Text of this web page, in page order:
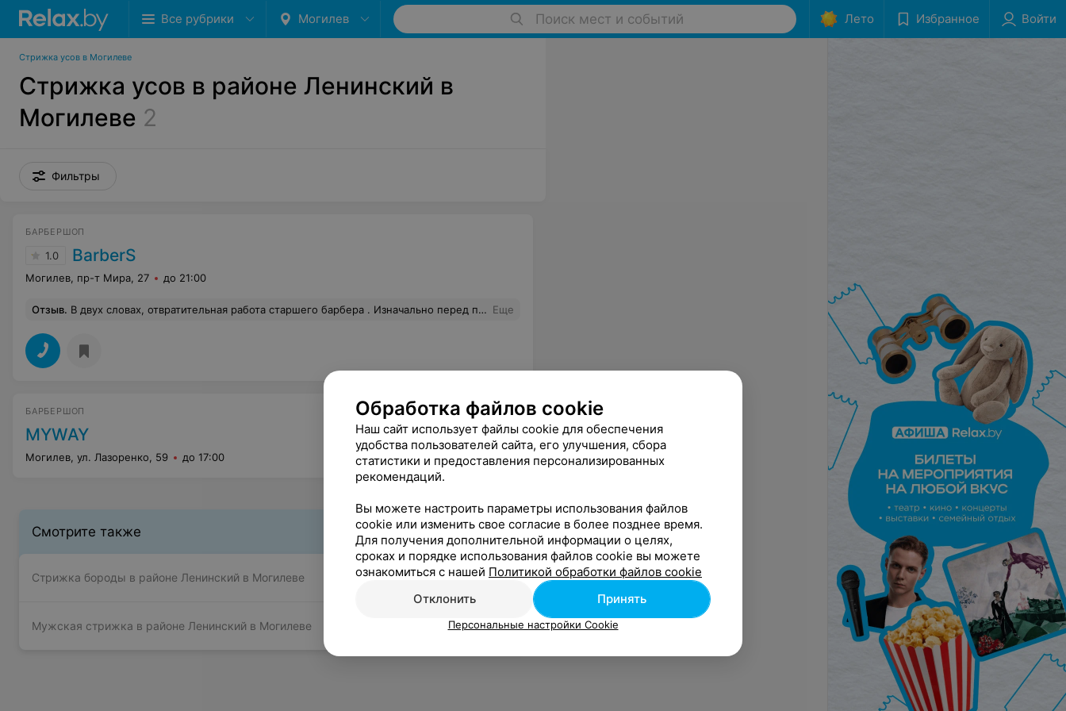
Все рубрики Могилев Поиск мест и событий Лето Избранное Войти
Стрижка усов в Могилеве
Стрижка усов в районе Ленинский в
Могилеве 2
Фильтры
БАРБЕРШОП
1.0 BarberS
Могилев, пр-т Мира, 27 до 21:00
Отзыв. В двух словах, отвратительная работа старшего барбера . Изначально перед посещением данного заведения ,скидывали видео и фото стрижки которую хотим ,нам дали ответ что все сделают так как надо .У нас был очень хороший исходник (по длине волос ).По итогу обкромсали со всех сторон это даже стрижкой не назовешь .Не кому не рекомендую идти в данное заведение. Не умеете делать сложные стрижки ,не надо браться !!!! 1,2фото (наш исходник) 3 фото то что хотели 4 фото то что сделали. Разочарование полное …..!!! Еще
БАРБЕРШОП
MYWAY
Могилев, ул. Лазоренко, 59 до 17:00
Смотрите также
Стрижка бороды в районе Ленинский в Могилеве
Мужская стрижка в районе Ленинский в Могилеве
Обработка файлов cookie
Наш сайт использует файлы cookie для обеспечения
удобства пользователей сайта, его улучшения, сбора
статистики и предоставления персонализированных
рекомендаций.
Вы можете настроить параметры использования файлов
cookie или изменить свое согласие в более позднее время.
Для получения дополнительной информации о целях,
сроках и порядке использования файлов cookie вы можете
ознакомиться с нашей Политикой обработки файлов cookie
Отклонить
Принять
Персональные настройки Cookie